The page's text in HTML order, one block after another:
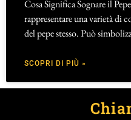
Cosa Significa Sognare il
rappresentare una varietà di
del pepe stesso. Può
SCOPRI DI PIÙ »